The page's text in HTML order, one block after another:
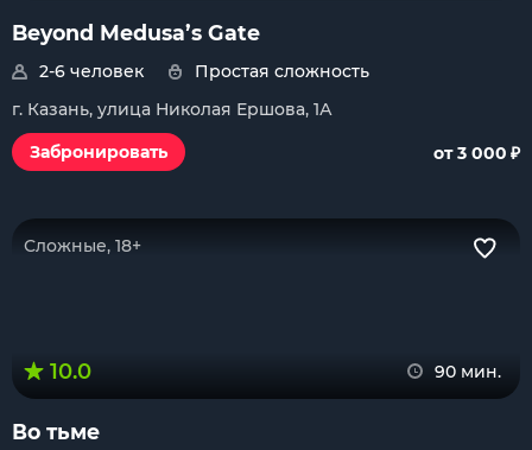
Beyond Medusa’s Gate
2-6 человек
Простая сложность
г. Казань, улица Николая Ершова, 1А
Забронировать
от 3 000 ₽
Сложные, 18+
10.0 90 мин.
Во тьме